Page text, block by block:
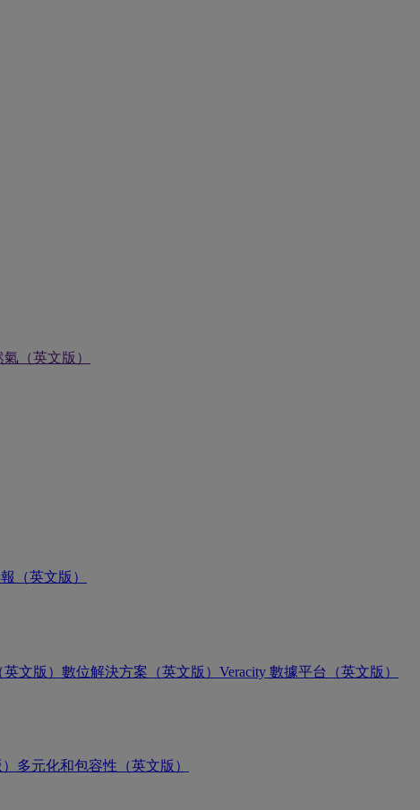
（英文版）
（英文版）
文版） 數位解決方案（英文版） Veracity 數據平台（英文版）
多元化和包容性（英文版）